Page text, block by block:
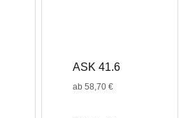
ASK 41.6
ab 58,70 €